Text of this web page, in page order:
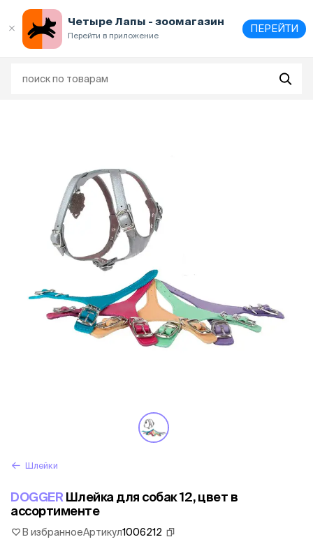
Четыре Лапы - зоомагазин
Перейти в приложение
ПЕРЕЙТИ
Шлейки
DOGGER Шлейка для собак 12, цвет в
ассортименте
В избранноеАртикул1006212